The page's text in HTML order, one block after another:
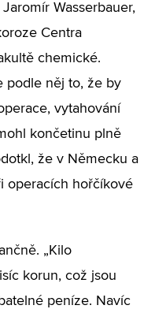
Wasserbauer,
Centra
chemické.
podle něj to, že by
vytahování
končetinu plně
že v Německu a
operacích hořčíkové
„Kilo
korun, což jsou
peníze. Navíc